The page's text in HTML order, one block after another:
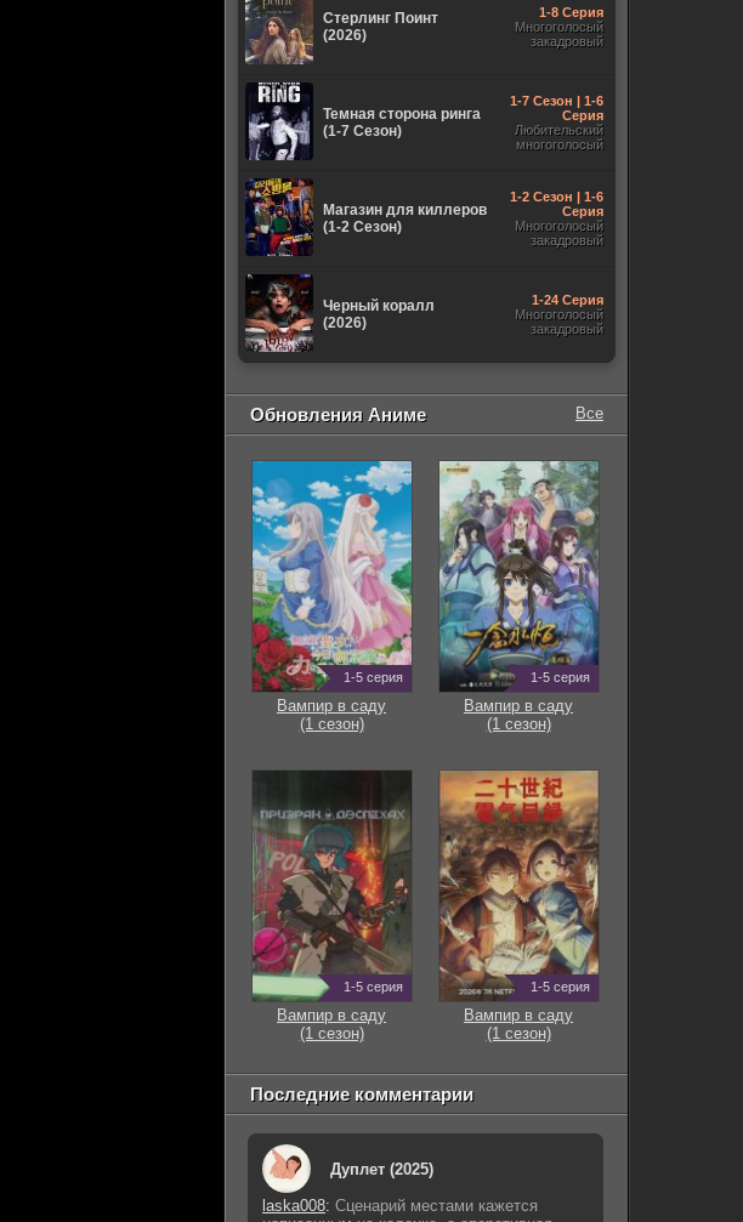
Стерлинг Поинт
(2026)
1-8 Серия
Многоголосый
закадровый
Темная сторона ринга
(1-7 Сезон)
1-7 Сезон | 1-6
Серия
Любительский
многоголосый
Магазин для киллеров
(1-2 Сезон)
1-2 Сезон | 1-6
Серия
Многоголосый
закадровый
Черный коралл
(2026)
1-24 Серия
Многоголосый
закадровый
Обновления Аниме Все
1-5 серия
Вампир в саду
(1 сезон)
1-5 серия
Вампир в саду
(1 сезон)
1-5 серия
Вампир в саду
(1 сезон)
1-5 серия
Вампир в саду
(1 сезон)
Последние комментарии
Дуплет (2025)
laska008: Сценарий местами кажется